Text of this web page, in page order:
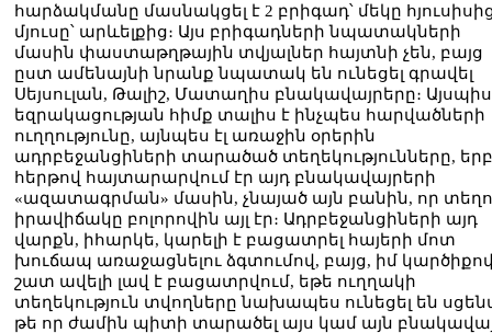
հարձակմանը մասնակցել է 2 բրիգադ՝ մեկը
մյուսը՝ արևելքից։ Այս բրիգադների նպատակների
մասին փաստաթղթային տվյալներ հայտնի չեն, բայց
ըստ ամենայնի նրանք նպատակ են ունեցել գրավել
Սեյսուլան, Թալիշ, Մատաղիս բնակավայրերը։
եզրակացության հիմք տալիս է ինչպես հարվածների
ուղղությունը, այնպես էլ առաջին օրերին
ադրբեջանցիների տարածած տեղեկությունները, երբ
հերթով հայտարարվում էր այդ բնակավայրերի
«ազատագրման» մասին, չնայած այն բանին, որ
իրավիճակը բոլորովին այլ էր։ Ադրբեջանցիների այդ
վարքն, իհարկե, կարելի է բացատրել հայերի մոտ
խուճապ առաջացնելու ձգտումով, բայց, իմ
շատ ավելի լավ է բացատրվում, եթե ուղղակի
տեղեկություն տվողները նախապես ունեցել են
թե որ ժամին պիտի տարածել այս կամ այն